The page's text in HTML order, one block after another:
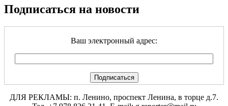
Подписаться на новости
Ваш электронный адрес:
ДЛЯ РЕКЛАМЫ: п. Ленино, проспект Ленина, в торце д.7.